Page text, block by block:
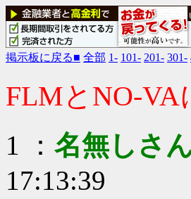
掲示板に戻る■ 全部 1- 101- 201- 301-
FLMとNO-
1 ： 名無しさ
17:13:39